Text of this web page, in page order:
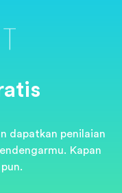
dapatkan penilaian
Kapan